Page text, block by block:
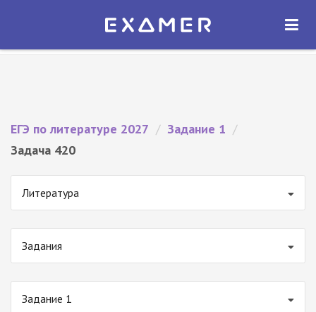
Экзамер — ЕГЭ 2027
ОТКРЫТЬ
ЕГЭ по литературе 2027 / Задание 1 /
Задача 420
Литература
Задания
Задание 1